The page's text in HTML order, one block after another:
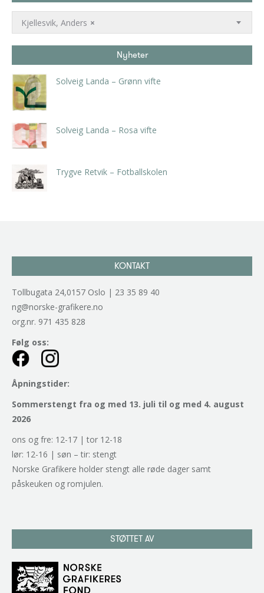
×
Kjellesvik, Anders
Nyheter
Solveig Landa – Grønn vifte
Solveig Landa – Rosa vifte
Trygve Retvik – Fotballskolen
KONTAKT
Tollbugata 24,0157 Oslo | 23 35 89 40
ng@norske-grafikere.no
org.nr. 971 435 828
Følg oss:
Åpningstider:
Sommerstengt fra og med 13. juli til og med 4. august
2026
ons og fre: 12-17 | tor 12-18
lør: 12-16 | søn – tir: stengt
Norske Grafikere holder stengt alle røde dager samt
påskeuken og romjulen.
STØTTET AV